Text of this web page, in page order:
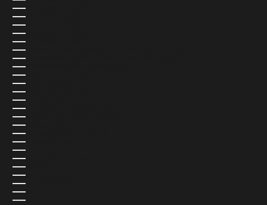
SVALBARD Y JAN MAYEN (USD $)
TAILANDIA (USD $)
TAIWÁN (USD $)
TANZANIA (USD $)
TAYIKISTÁN (USD $)
TERRITORIO BRITÁNICO DEL OCÉANO ÍNDICO (USD $)
TERRITORIOS AUSTRALES FRANCESES (USD $)
TERRITORIOS PALESTINOS (USD $)
TIMOR-LESTE (USD $)
TOGO (USD $)
TOKELAU (USD $)
TONGA (USD $)
TRINIDAD Y TOBAGO (USD $)
TRISTÁN DE ACUÑA (USD $)
TÚNEZ (USD $)
TURKMENISTÁN (USD $)
TURQUÍA (USD $)
TUVALU (USD $)
UCRANIA (UAH ₴)
UGANDA (USD $)
URUGUAY (USD $)
UZBEKISTÁN (USD $)
VANUATU (USD $)
VENEZUELA (USD $)